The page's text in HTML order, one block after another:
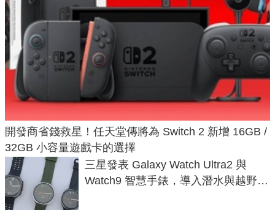
開發商省錢救星！任天堂傳將為 Switch 2 新增 16GB /
32GB 小容量遊戲卡的選擇
三星發表 Galaxy Watch Ultra2 與
Watch9 智慧手錶，導入潛水與越野跑